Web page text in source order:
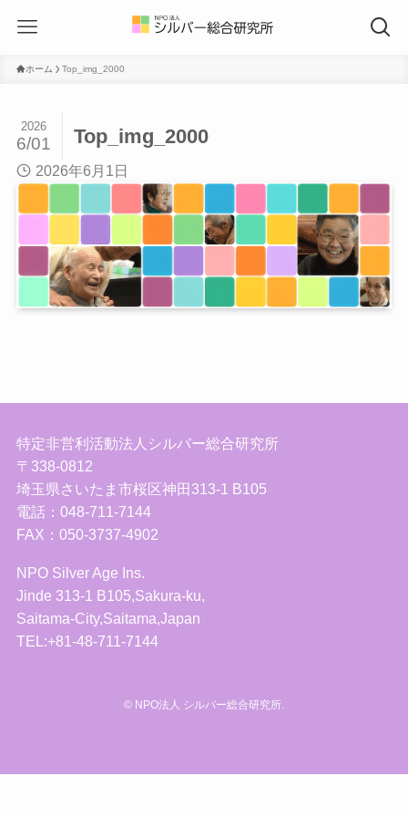
ホーム Top_img_2000
Top_img_2000
2026
6/01
2026年6月1日
特定非営利活動法人シルバー総合研究所
〒338-0812
埼玉県さいたま市桜区神田313-1 B105
電話：048-711-7144
FAX：050-3737-4902
NPO Silver Age Ins.
Jinde 313-1 B105,Sakura-ku,
Saitama-City,Saitama,Japan
TEL:+81-48-711-7144
© NPO法人 シルバー総合研究所.